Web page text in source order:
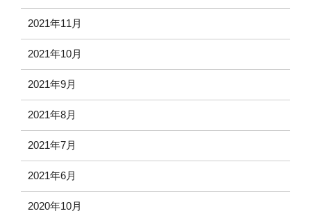
2021年11月
2021年10月
2021年9月
2021年8月
2021年7月
2021年6月
2020年10月